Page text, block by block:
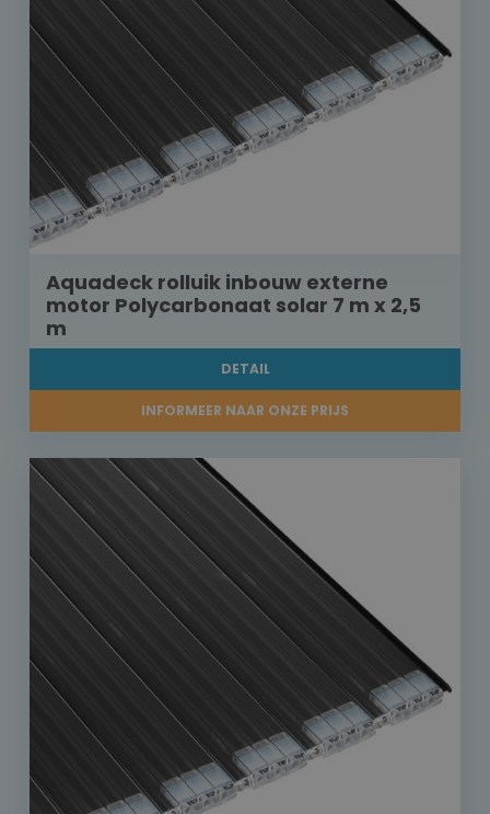
Aquadeck rolluik inbouw externe
motor Polycarbonaat solar 7 m x 2,5
m
DETAIL
INFORMEER NAAR ONZE PRIJS